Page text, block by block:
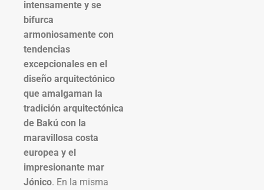
intensamente y se
bifurca
armoniosamente con
tendencias
excepcionales en el
diseño arquitectónico
que amalgaman la
tradición arquitectónica
de Bakú con la
maravillosa costa
europea y el
impresionante mar
Jónico. En la misma